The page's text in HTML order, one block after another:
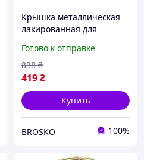
Крышка металлическая
лакированная для
для домашнего
использования
герметичная защита
продуктов
Готово к отправке
419₴
838 ₴
Купить
BROSKO 100%